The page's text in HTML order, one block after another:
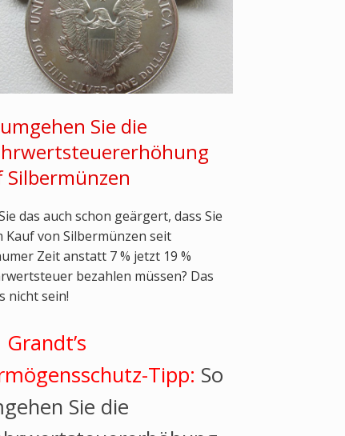
Sie die
Silbermünzen
das auch schon geärgert, dass Sie
Kauf von Silbermünzen seit
Zeit anstatt 7 % jetzt 19 %
bezahlen müssen? Das
nicht sein!
Grandt’s
Tipp: So
Sie die